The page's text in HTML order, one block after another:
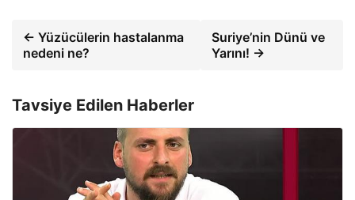
← Yüzücülerin hastalanma
nedeni ne?
Suriye’nin Dünü ve
Yarını! →
Tavsiye Edilen Haberler